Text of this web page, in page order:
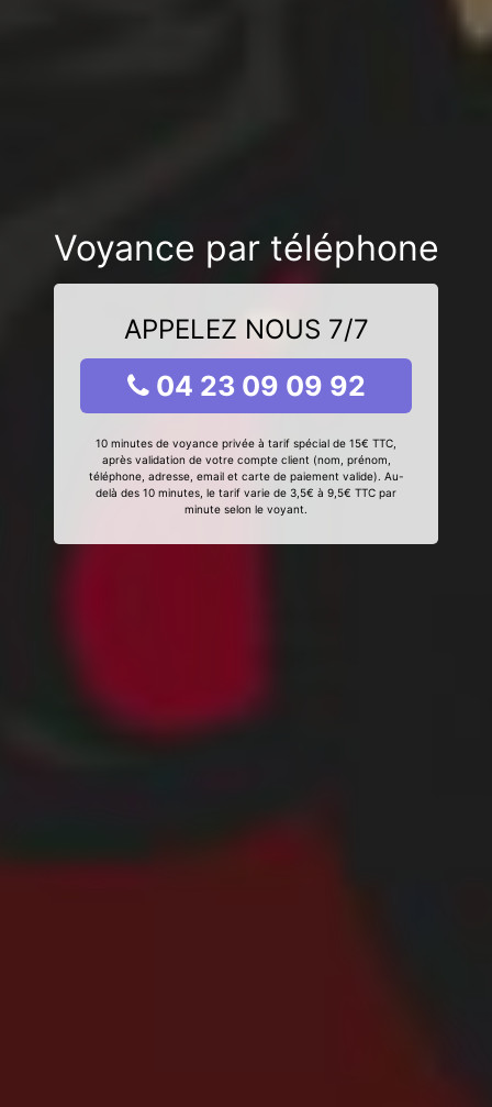
Voyance par téléphone
APPELEZ NOUS 7/7
04 23 09 09 92
10 minutes de voyance privée à tarif spécial de 15€ TTC,
après validation de votre compte client (nom, prénom,
téléphone, adresse, email et carte de paiement valide). Au-
delà des 10 minutes, le tarif varie de 3,5€ à 9,5€ TTC par
minute selon le voyant.